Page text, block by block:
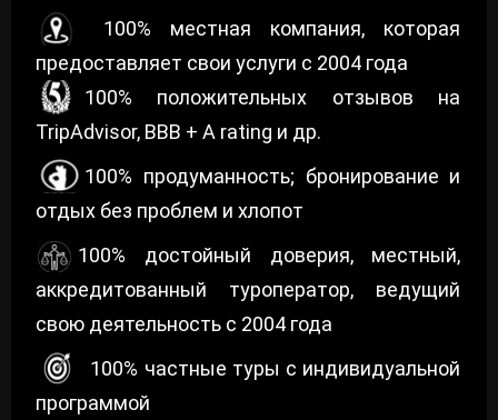
100% местная компания, которая
предоставляет свои услуги с 2004 года
100% положительных отзывов на
TripAdvisor, BBB + A rating и др.
100% продуманность; бронирование и
отдых без проблем и хлопот
100% достойный доверия, местный,
аккредитованный туроператор, ведущий
свою деятельность с 2004 года
100% частные туры с индивидуальной
программой